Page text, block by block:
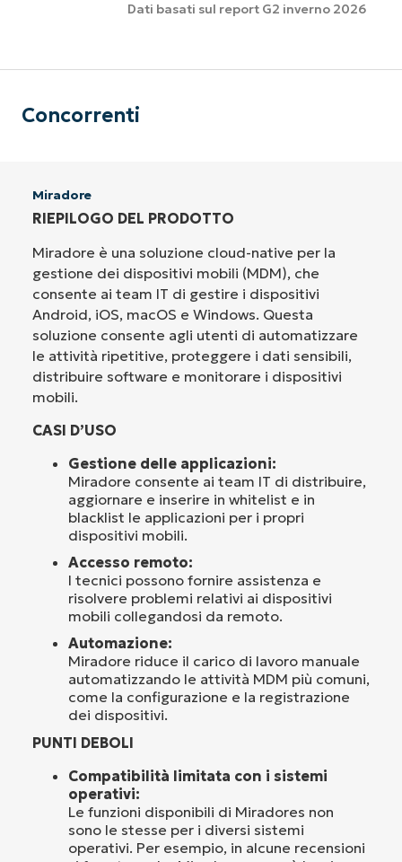
Dati basati sul report G2 inverno 2026
Concorrenti
Miradore
RIEPILOGO DEL PRODOTTO
Miradore è una soluzione cloud-native per la
gestione dei dispositivi mobili (MDM), che
consente ai team IT di gestire i dispositivi
Android, iOS, macOS e Windows. Questa
soluzione consente agli utenti di automatizzare
le attività ripetitive, proteggere i dati sensibili,
distribuire software e monitorare i dispositivi
mobili.
CASI D’USO
Gestione delle applicazioni:
Miradore consente ai team IT di distribuire,
aggiornare e inserire in whitelist e in
blacklist le applicazioni per i propri
dispositivi mobili.
Accesso remoto:
I tecnici possono fornire assistenza e
risolvere problemi relativi ai dispositivi
mobili collegandosi da remoto.
Automazione:
Miradore riduce il carico di lavoro manuale
automatizzando le attività MDM più comuni,
come la configurazione e la registrazione
dei dispositivi.
PUNTI DEBOLI
Compatibilità limitata con i sistemi
operativi:
Le funzioni disponibili di Miradores non
sono le stesse per i diversi sistemi
operativi. Per esempio, in alcune recensioni